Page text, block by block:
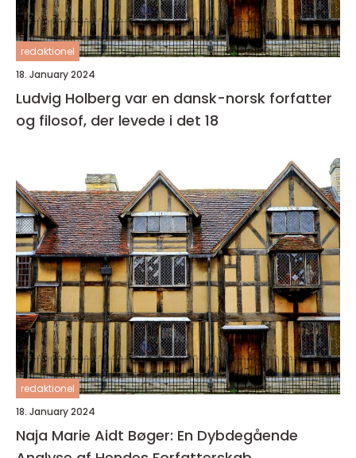
redaktionel
18. January 2024
Ludvig Holberg var en dansk-norsk forfatter
og filosof, der levede i det 18
redaktionel
18. January 2024
Naja Marie Aidt Bøger: En Dybdegående